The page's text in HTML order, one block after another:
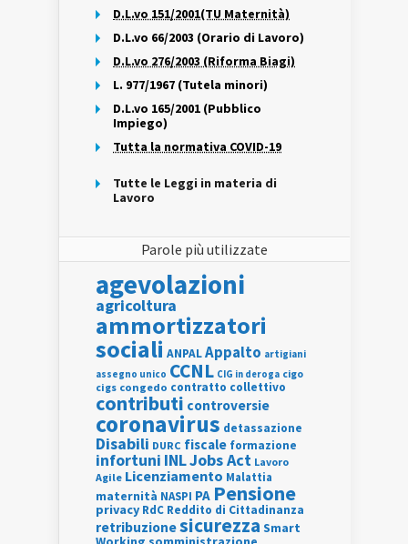
D.L.vo 151/2001(TU Maternità)
D.L.vo 66/2003 (Orario di Lavoro)
D.L.vo 276/2003 (Riforma Biagi)
L. 977/1967 (Tutela minori)
D.L.vo 165/2001 (Pubblico
Impiego)
Tutta la normativa COVID-19
Tutte le Leggi in materia di
Lavoro
Parole più utilizzate
agevolazioni
agricoltura
ammortizzatori
sociali ANPALAppalto artigiani
assegno unico CCNL CIG in deroga cigo
cigs congedo contratto collettivo
contributi controversie
coronavirus detassazione
Disabili DURC fiscale formazione
infortuni INLJobs Act Lavoro
Agile Licenziamento Malattia
maternità NASPI PA Pensione
privacy RdC Reddito di Cittadinanza
retribuzionesicurezza Smart